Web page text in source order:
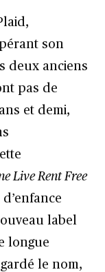
son
deux anciens
pas de
et demi,
Live Rent Free
label
longue
le nom,